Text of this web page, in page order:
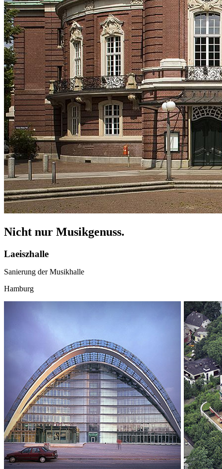
Nicht nur Musikgenuss.
Laeiszhalle
Sanierung der Musikhalle
Hamburg